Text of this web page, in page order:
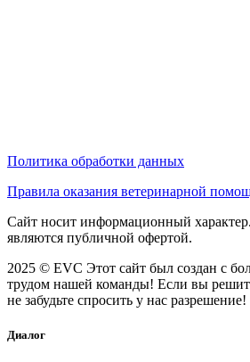
Политика обработки данных
Правила оказания ветеринарной
Сайт носит информационный
являются публичной офертой.
2025 © EVC Этот сайт был создан с
трудом нашей команды! Если вы
не забудьте спросить у нас разрешение!
Диалог